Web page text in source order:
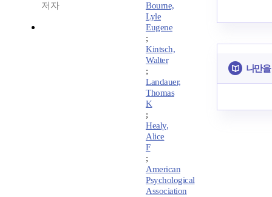
저자
Bourne,
Lyle
Eugene
;
Kintsch,
Walter
;
Landauer,
Thomas
K
;
Healy,
Alice
F
;
American
Psychological
Association
나만